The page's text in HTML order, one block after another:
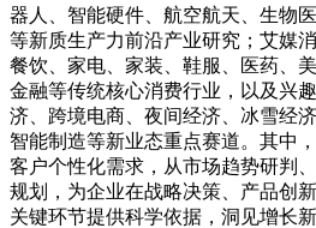
器人、智能硬件、航空航天、生物
等新质生产力前沿产业研究；艾媒
餐饮、家电、家装、鞋服、医药、
金融等传统核心消费行业，以及兴
济、跨境电商、夜间经济、冰雪经
智能制造等新业态重点赛道。其中
客户个性化需求，从市场趋势研判
规划，为企业在战略决策、产品创
关键环节提供科学依据，洞见增长